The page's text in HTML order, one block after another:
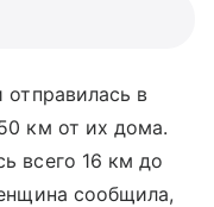
в
км от их дома.
всего 16 км до
сообщила,